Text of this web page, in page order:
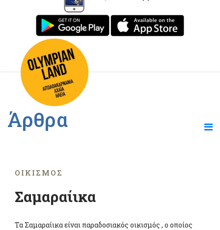
Άρθρα
ΟΙΚΙΣΜΌΣ
Σαμαραίικα
Τα Σαμαραίικα είναι παραδοσιακός οικισμός , ο οποίος